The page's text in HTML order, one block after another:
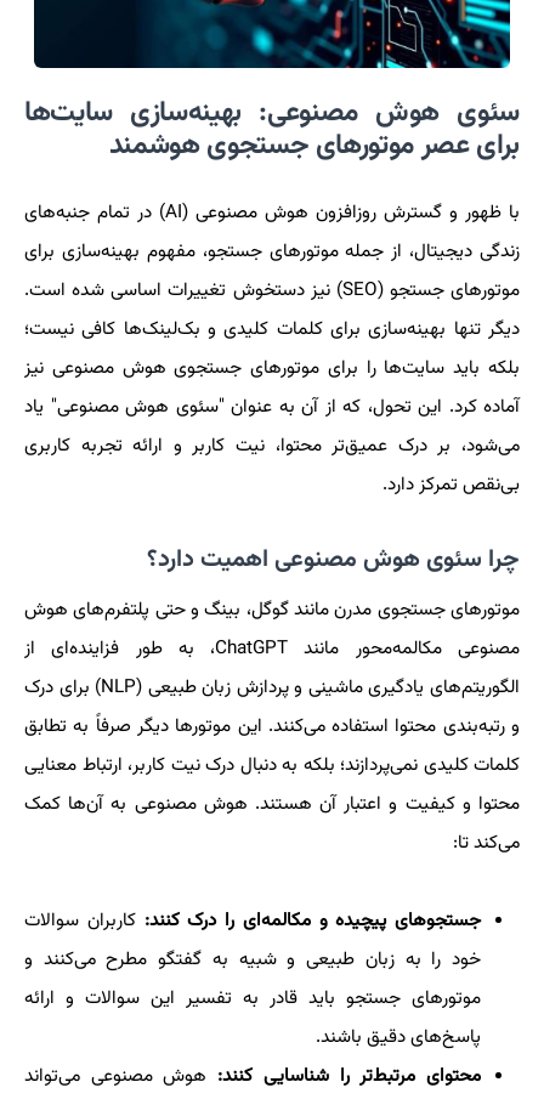
سئوی هوش مصنوعی: بهینه‌سازی سایت‌ها
برای عصر موتورهای جستجوی هوشمند
با ظهور و گسترش روزافزون هوش مصنوعی (AI) در تمام جنبه‌های
زندگی دیجیتال، از جمله موتورهای جستجو، مفهوم بهینه‌سازی برای
موتورهای جستجو (SEO) نیز دستخوش تغییرات اساسی شده است.
دیگر تنها بهینه‌سازی برای کلمات کلیدی و بک‌لینک‌ها کافی نیست؛
بلکه باید سایت‌ها را برای موتورهای جستجوی هوش مصنوعی نیز
آماده کرد. این تحول، که از آن به عنوان "سئوی هوش مصنوعی" یاد
می‌شود، بر درک عمیق‌تر محتوا، نیت کاربر و ارائه تجربه کاربری
بی‌نقص تمرکز دارد.
چرا سئوی هوش مصنوعی اهمیت دارد؟
موتورهای جستجوی مدرن مانند گوگل، بینگ و حتی پلتفرم‌های هوش
مصنوعی مکالمه‌محور مانند ChatGPT، به طور فزاینده‌ای از
الگوریتم‌های یادگیری ماشینی و پردازش زبان طبیعی (NLP) برای درک
و رتبه‌بندی محتوا استفاده می‌کنند. این موتورها دیگر صرفاً به تطابق
کلمات کلیدی نمی‌پردازند؛ بلکه به دنبال درک نیت کاربر، ارتباط معنایی
محتوا و کیفیت و اعتبار آن هستند. هوش مصنوعی به آن‌ها کمک
می‌کند تا:
جستجوهای پیچیده و مکالمه‌ای را درک کنند: کاربران سوالات
خود را به زبان طبیعی و شبیه به گفتگو مطرح می‌کنند و
موتورهای جستجو باید قادر به تفسیر این سوالات و ارائه
پاسخ‌های دقیق باشند.
محتوای مرتبط‌تر را شناسایی کنند: هوش مصنوعی می‌تواند